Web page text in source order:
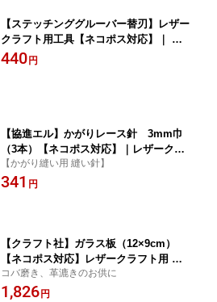
【ステッチンググルーバー替刃】レザー
クラフト用工具【ネコポス対応】｜ レ
ザークラフト レザー 革 工具 道具 手縫
440 円
【協進エル】かがりレース針 3mm巾
（3本）【ネコポス対応】｜レザークラ
フト用工具 道具 DIY レザー 革 皮革 手
作り ハンドメイド 巻きかがり かがり編
【かがり縫い用 縫い針】
341 円
【クラフト社】ガラス板（12×9cm）
【ネコポス対応】レザークラフト用 プ
レート パレット レザー 革 工具 道具 手
縫い ハンドソーイング コバ仕上げ剤 コ
コバ磨き、革漉きのお供に
1,826 円